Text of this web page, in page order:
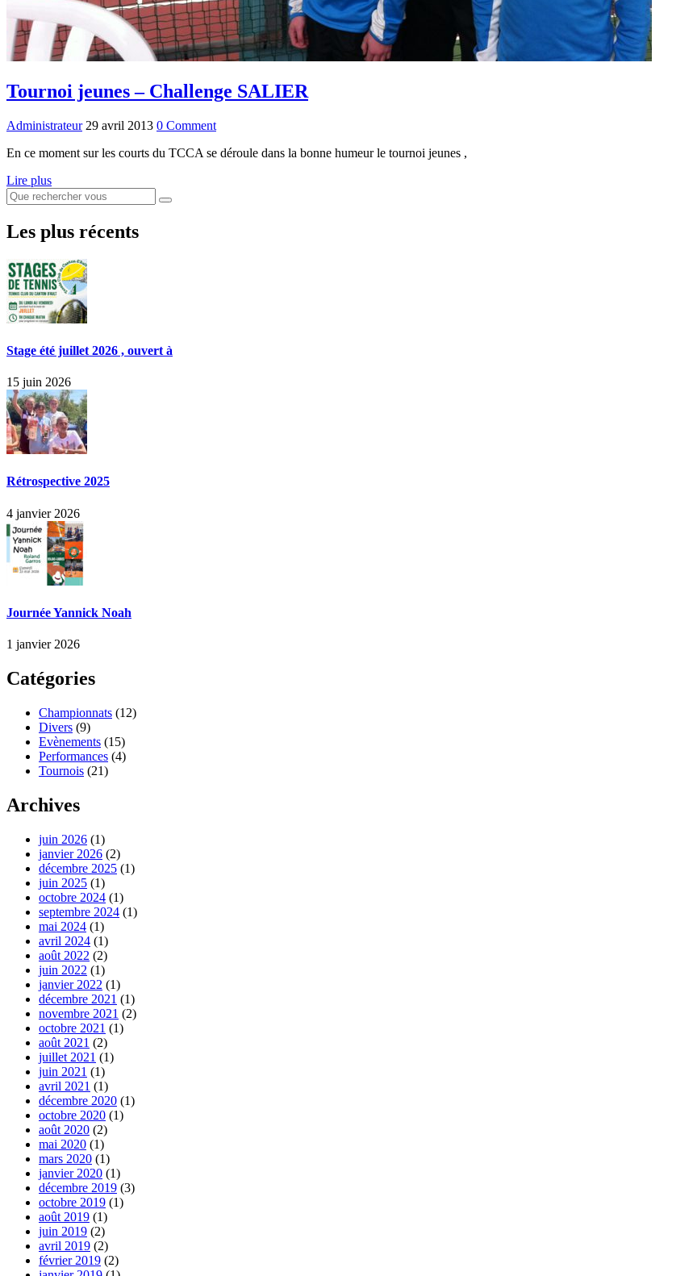
Tournoi jeunes – Challenge SALIER
Administrateur 29 avril 2013 0 Comment
En ce moment sur les courts du TCCA se déroule dans la bonne humeur le tournoi jeunes ,
Lire plus
Les plus récents
Stage été juillet 2026 , ouvert à
15 juin 2026
Rétrospective 2025
4 janvier 2026
Journée Yannick Noah
1 janvier 2026
Catégories
Championnats (12)
Divers (9)
Evènements (15)
Performances (4)
Tournois (21)
Archives
juin 2026 (1)
janvier 2026 (2)
décembre 2025 (1)
juin 2025 (1)
octobre 2024 (1)
septembre 2024 (1)
mai 2024 (1)
avril 2024 (1)
août 2022 (2)
juin 2022 (1)
janvier 2022 (1)
décembre 2021 (1)
novembre 2021 (2)
octobre 2021 (1)
août 2021 (2)
juillet 2021 (1)
juin 2021 (1)
avril 2021 (1)
décembre 2020 (1)
octobre 2020 (1)
août 2020 (2)
mai 2020 (1)
mars 2020 (1)
janvier 2020 (1)
décembre 2019 (3)
octobre 2019 (1)
août 2019 (1)
juin 2019 (2)
avril 2019 (2)
février 2019 (2)